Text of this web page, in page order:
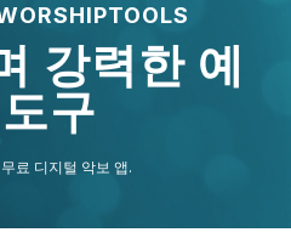
강력한 예
구
료 디지털 악보 앱.